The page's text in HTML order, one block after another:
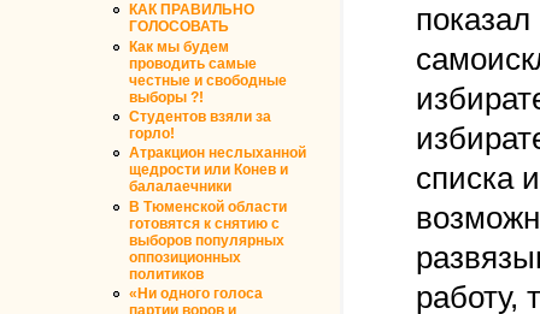
КАК ПРАВИЛЬНО
ГОЛОСОВАТЬ
Как мы будем
проводить самые
честные и свободные
выборы ?!
Студентов взяли за
горло!
Атракцион неслыханной
щедрости или Конев и
балалаечники
В Тюменской области
готовятся к снятию с
выборов популярных
оппозиционных
политиков
«Ни одного голоса
партии воров и
списка
работу,